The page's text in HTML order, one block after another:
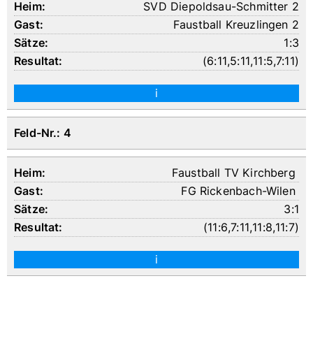
SVD Diepoldsau-Schmitter 2
Faustball Kreuzlingen 2
1:3
(6:11,5:11,11:5,7:11)
i
Feld-Nr.: 4
Faustball TV Kirchberg
FG Rickenbach-Wilen
3:1
(11:6,7:11,11:8,11:7)
i